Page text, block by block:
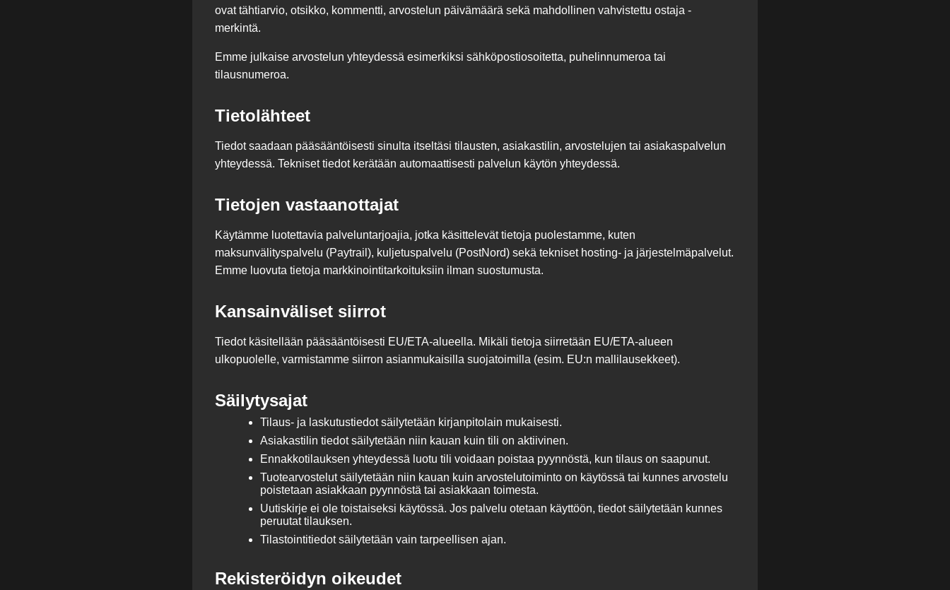
ovat tähtiarvio, otsikko, kommentti, arvostelun päivämäärä sekä mahdollinen vahvistettu ostaja -
merkintä.
Emme julkaise arvostelun yhteydessä esimerkiksi sähköpostiosoitetta, puhelinnumeroa tai
tilausnumeroa.
Tietolähteet
Tiedot saadaan pääsääntöisesti sinulta itseltäsi tilausten, asiakastilin, arvostelujen tai asiakaspalvelun
yhteydessä. Tekniset tiedot kerätään automaattisesti palvelun käytön yhteydessä.
Tietojen vastaanottajat
Käytämme luotettavia palveluntarjoajia, jotka käsittelevät tietoja puolestamme, kuten
maksunvälityspalvelu (Paytrail), kuljetuspalvelu (PostNord) sekä tekniset hosting- ja järjestelmäpalvelut.
Emme luovuta tietoja markkinointitarkoituksiin ilman suostumusta.
Kansainväliset siirrot
Tiedot käsitellään pääsääntöisesti EU/ETA-alueella. Mikäli tietoja siirretään EU/ETA-alueen
ulkopuolelle, varmistamme siirron asianmukaisilla suojatoimilla (esim. EU:n mallilausekkeet).
Säilytysajat
Tilaus- ja laskutustiedot säilytetään kirjanpitolain mukaisesti.
Asiakastilin tiedot säilytetään niin kauan kuin tili on aktiivinen.
Ennakkotilauksen yhteydessä luotu tili voidaan poistaa pyynnöstä, kun tilaus on saapunut.
Tuotearvostelut säilytetään niin kauan kuin arvostelutoiminto on käytössä tai kunnes arvostelu
poistetaan asiakkaan pyynnöstä tai asiakkaan toimesta.
Uutiskirje ei ole toistaiseksi käytössä. Jos palvelu otetaan käyttöön, tiedot säilytetään kunnes
peruutat tilauksen.
Tilastointitiedot säilytetään vain tarpeellisen ajan.
Rekisteröidyn oikeudet